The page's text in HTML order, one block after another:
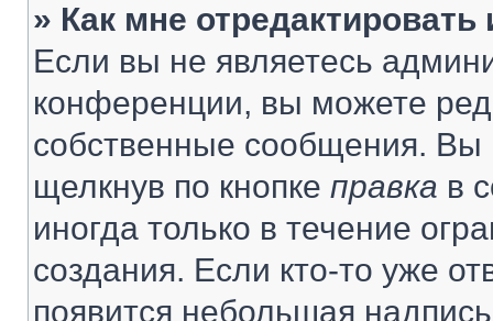
» Как мне
Если вы не являетесь
конференции, вы можете
собственные сообщения. Вы
щелкнув по кнопке правка в
иногда только в течение
создания. Если кто-то уже
появится небольшая